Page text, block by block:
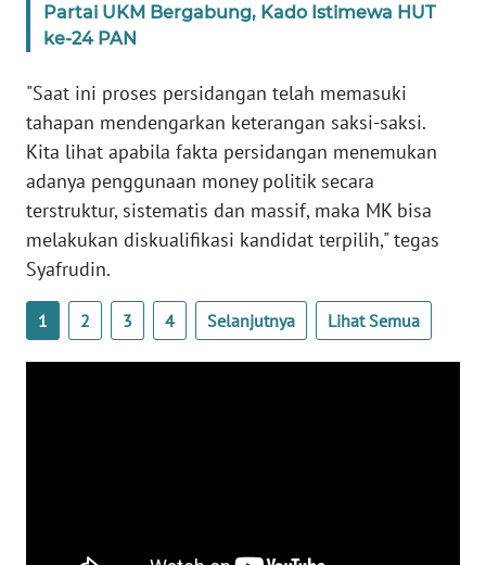
Partai UKM Bergabung, Kado Istimewa HUT
ke-24 PAN
"Saat ini proses persidangan telah memasuki
tahapan mendengarkan keterangan saksi-saksi.
Kita lihat apabila fakta persidangan menemukan
adanya penggunaan money politik secara
terstruktur, sistematis dan massif, maka MK bisa
melakukan diskualifikasi kandidat terpilih," tegas
Syafrudin.
1 2 3 4 Selanjutnya Lihat Semua
DISCLAIMER
Wahana
News
Regional
WN
SUMUT
WN
WN
JABAR